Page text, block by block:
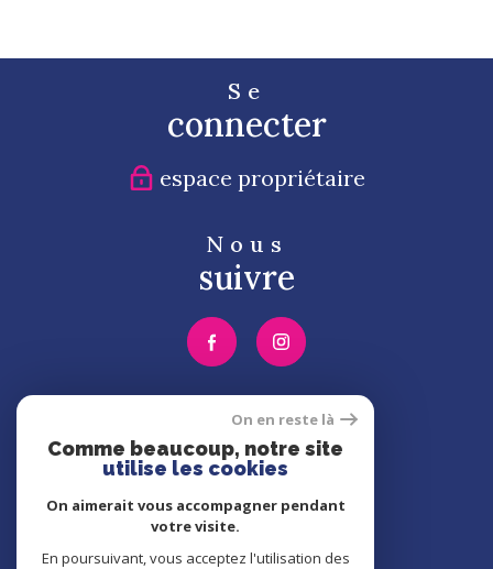
Se
connecter
espace propriétaire
Nous
suivre
Nous
adhérons
On en reste là
Comme beaucoup, notre site
utilise les cookies
On aimerait vous accompagner pendant
votre visite.
En poursuivant, vous acceptez l'utilisation des